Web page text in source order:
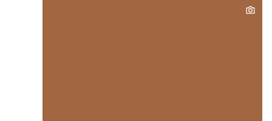
historiques et archéologiques pour l'attribution